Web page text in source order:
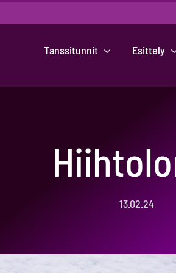
Tanssitunnit Esittely
13.02.24